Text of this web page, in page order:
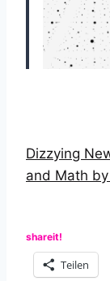
Dizzying
and Math
shareit!
Teilen